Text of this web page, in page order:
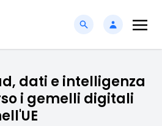
dati e intelligenza
i gemelli digitali